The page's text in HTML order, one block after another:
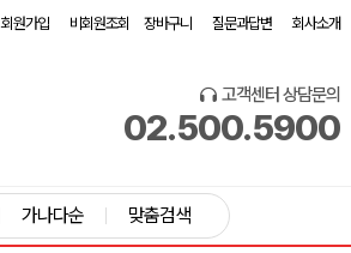
회원가입 비회원조회 장바구니 질문과답변 회사소개
고객센터 상담문의
02.500.5900
가나다순 맞춤검색